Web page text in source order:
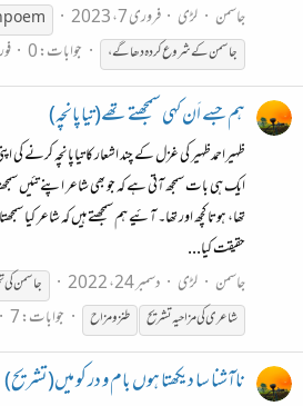
جاسمن
لڑی فروری 7، 2023
جاسمنکےشروعکردہدھاگے، جوابات: 0
ہم جسے اَن کہی سمجھتے تھے(تیاپانچہ)
ظہیراحمدظہیر کی غزل کے چند اشعار کا تیاپانچہ
ایک ہی بات سمجھ آتی ہے کہ جو بھی شاعر اپنے تئیں سمجھتا
تھا، ہوتا کچھ اور تھا۔ آئیے ہم سمجھتے ہیں کہ شاعر کیا
حقیقت کیا...
جاسمن
لڑی دسمبر 24، 2022 جاسمن
شاعری کی مزاحیہ تشریح
طنز و مزاح جوابات: 7
ناآشنا سا دیکھتا ہوں بام و در کو میں(تشریح)